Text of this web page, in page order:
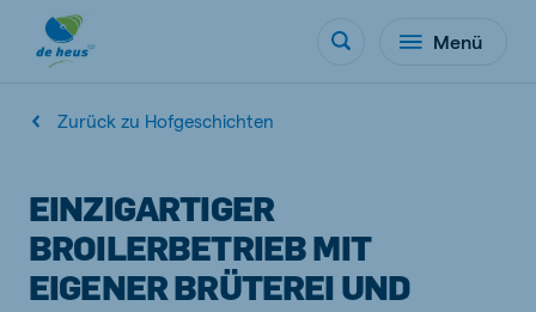
Menü
Zurück zu Hofgeschichten
EINZIGARTIGER
BROILERBETRIEB MIT
EIGENER BRÜTEREI UND